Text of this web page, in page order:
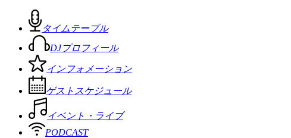
タイムテーブル
DJプロフィール
インフォメーション
ゲストスケジュール
イベント・ライブ
PODCAST